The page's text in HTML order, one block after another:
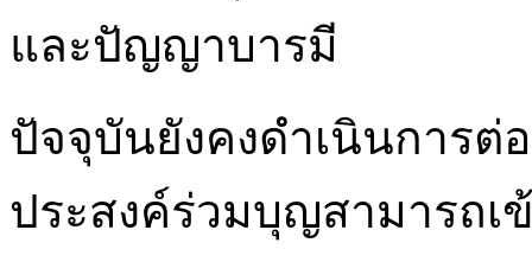
และปัญญาบารมี
ปัจจุบันยังคงดำเนินการต่
ประสงค์ร่วมบุญสามารถเ